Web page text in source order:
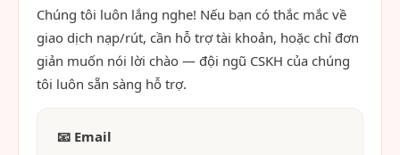
Chúng tôi luôn lắng nghe! Nếu bạn có thắc mắc về
giao dịch nạp/rút, cần hỗ trợ tài khoản, hoặc chỉ đơn
giản muốn nói lời chào — đội ngũ CSKH của chúng
tôi luôn sẵn sàng hỗ trợ.
📧 Email